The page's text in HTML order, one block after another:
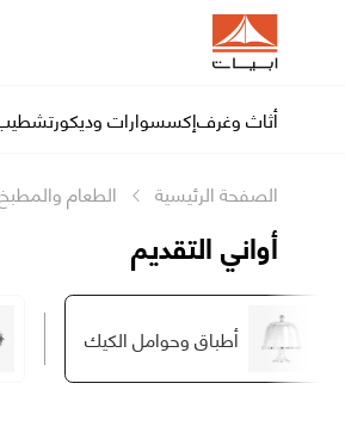
أثاث وغرفإكسسوارات وديكورتشطيب
الصفحة الرئيسية الطعام
أواني التقديم
أطباق وحوامل الكيك